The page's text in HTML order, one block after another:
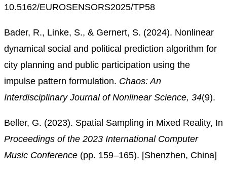
10.5162/EUROSENSORS2025/TP58
Bader, R., Linke, S., & Gernert, S. (2024). Nonlinear
dynamical social and political prediction algorithm for
city planning and public participation using the
impulse pattern formulation. Chaos: An
Interdisciplinary Journal of Nonlinear Science, 34(9).
Beller, G. (2023). Spatial Sampling in Mixed Reality, In
Proceedings of the 2023 International Computer
Music Conference (pp. 159–165). [Shenzhen, China]